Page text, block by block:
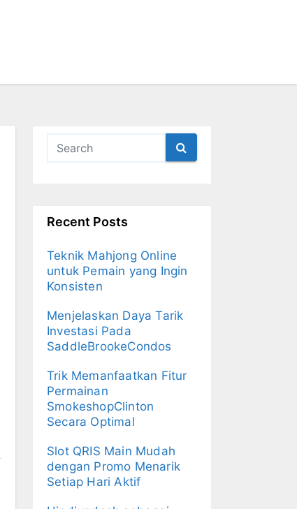
Recent Posts
Teknik Mahjong Online
untuk Pemain yang Ingin
Konsisten
Menjelaskan Daya Tarik
Investasi Pada
SaddleBrookeCondos
Trik Memanfaatkan Fitur
Permainan
SmokeshopClinton
Secara Optimal
Slot QRIS Main Mudah
dengan Promo Menarik
Setiap Hari Aktif